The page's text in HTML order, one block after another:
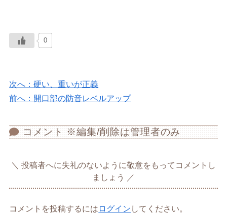
0
次へ：硬い、重いが正義
前へ：開口部の防音レベルアップ
コメント ※編集/削除は管理者のみ
投稿者へに失礼のないように敬意をもってコメントし
ましょう
コメントを投稿するには ログイン してください。